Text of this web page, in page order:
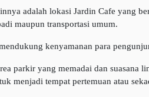
adalah lokasi Jardin Cafe yang
maupun transportasi umum.
kenyamanan para
parkir yang memadai dan suasana
menjadi tempat pertemuan atau